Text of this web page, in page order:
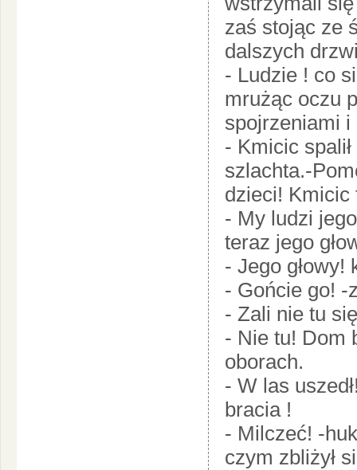
zaś stojąc ze
dalszych
- Ludzie ! co
mrużąc oczu
spojrzeniami i
- Kmicic
szlachta.-
dzieci! Kmicic
- My ludzi
teraz jego
- Jego
- Gońcie go! -
- Zali nie tu
- Nie tu! Dom
oborach.
- W las
bracia !
- Milczeć! -
czym zbliżył